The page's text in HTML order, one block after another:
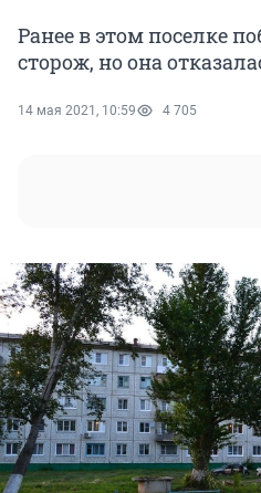
Ранее в этом поселке
сторож, но она
14 мая 2021, 10:59 4 705